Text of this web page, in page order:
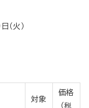
（火）
対象
価格
（税